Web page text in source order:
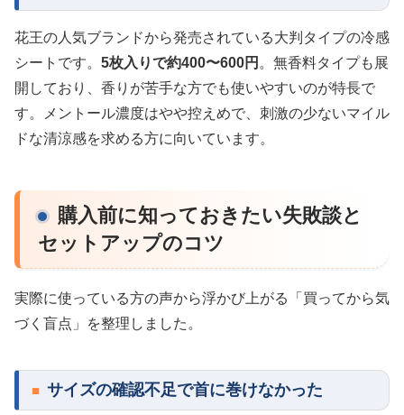
花王の人気ブランドから発売されている大判タイプの冷感
シートです。 5枚入りで約400〜600円 。無香料タイプも展
開しており、香りが苦手な方でも使いやすいのが特長で
す。メントール濃度はやや控えめで、刺激の少ないマイル
ドな清涼感を求める方に向いています。
購入前に知っておきたい失敗談と
セットアップのコツ
実際に使っている方の声から浮かび上がる「買ってから気
づく盲点」を整理しました。
サイズの確認不足で首に巻けなかった